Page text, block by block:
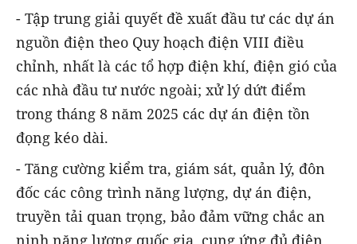
- Tập trung giải quyết đề xuất đầu tư các dự án
nguồn điện theo Quy hoạch điện VIII điều
chỉnh, nhất là các tổ hợp điện khí, điện gió của
các nhà đầu tư nước ngoài; xử lý dứt điểm
trong tháng 8 năm 2025 các dự án điện tồn
đọng kéo dài.
- Tăng cường kiểm tra, giám sát, quản lý, đôn
đốc các công trình năng lượng, dự án điện,
truyền tải quan trọng, bảo đảm vững chắc an
ninh năng lượng quốc gia, cung ứng đủ điện,